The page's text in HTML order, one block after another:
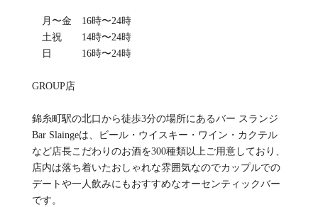
月〜金 16時〜24時
土祝 14時〜24時
日 16時〜24時
GROUP店
錦糸町駅の北口から徒歩3分の場所にあるバー スランジ
Bar Slaingeは、ビール・ウイスキー・ワイン・カクテル
など店長こだわりのお酒を300種類以上ご用意しており、
店内は落ち着いたおしゃれな雰囲気なのでカップルでの
デートや一人飲みにもおすすめなオーセンティックバー
です。